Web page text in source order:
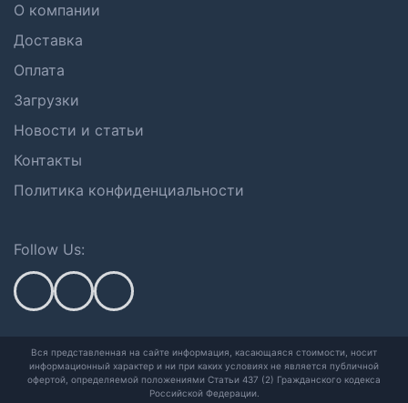
О компании
Доставка
Оплата
Загрузки
Новости и статьи
Контакты
Политика конфиденциальности
Follow Us:
Вся представленная на сайте информация, касающаяся стоимости, носит
информационный характер и ни при каких условиях не является публичной
офертой, определяемой положениями Статьи 437 (2) Гражданского кодекса
Российской Федерации.